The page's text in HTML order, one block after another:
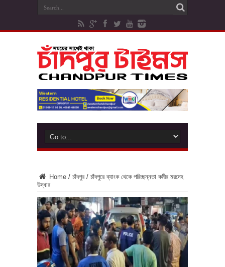
Home / চাঁদপুর / চাঁদপুরে ব্যাংক থেকে পরিচ্ছন্নতা কর্মীর মরদেহ
উদ্ধার